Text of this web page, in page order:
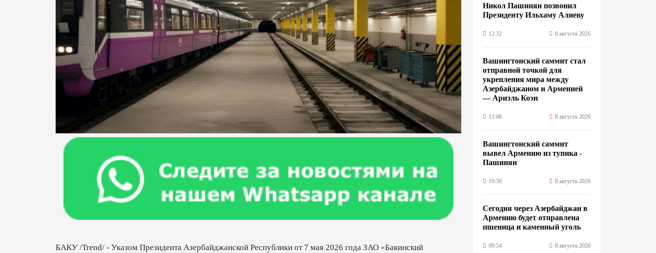
БАКУ /Trend/ - Указом Президента Азербайджанской Республики от 7 мая 2026 года ЗАО «Бакинский
Никол Пашинян позвонил
Президенту Ильхаму Алиеву
12:32 8 августа 2026
Вашингтонский саммит стал
отправной точкой для
укрепления мира между
Азербайджаном и Арменией
— Ариэль Коэн
11:08 8 августа 2026
Вашингтонский саммит
вывел Армению из тупика -
Пашинян
10:30 8 августа 2026
Сегодня через Азербайджан в
Армению будет отправлена
пшеница и каменный уголь
09:54 8 августа 2026